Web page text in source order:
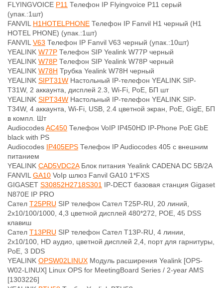
FLYINGVOICE P11 Телефон IP Flyingvoice P11 серый
(упак.:1шт)
FANVIL H1HOTELPHONE Телефон IP Fanvil H1 черный (H1
HOTEL PHONE) (упак.:1шт)
FANVILV63 Телефон IP Fanvil V63 черный (упак.:10шт)
YEALINK W77P Телефон SIP Yealink W77P черный
YEALINK W78P Телефон SIP Yealink W78P черный
YEALINK W78H Трубка Yealink W78H черный
YEALINK SIPT31W Настольный IP-телефон YEALINK SIP-
T31W, 2 аккаунта, дисплей 2.3, Wi-Fi, PoE, БП шт
YEALINK SIPT34W Настольный IP-телефон YEALINK SIP-
T34W, 4 аккаунта, Wi-Fi, USB, 2.4 цветной экран, PoE, GigE, БП
в компл. Шт
AudiocodesAC450 Телефон VoIP IP450HD IP-Phone PoE GbE
black with PS
Audiocodes IP405EPS Телефон IP Audiocodes 405 с внешним
питанием
YEALINK CAD5VDC2AБлок питания Yealink CADENA DC 5В/2А
FANVILGA10 VoIp шлюз Fanvil GA10 1*FXS
GIGASET S30852H2718S301 IP-DECT базовая станция Gigaset
N870E IP PRO
Сател T25PRU SIP телефон Сател T25P-RU, 20 линий,
2х10/100/1000, 4,3 цветной дисплей 480*272, POE, 45 DSS
клавиш
Сател T13PRU SIP телефон Сател T13P-RU, 4 линии,
2x10/100, HD аудио, цветной дисплей 2,4, порт для гарнитуры,
PoE, 3 DDS
YEALINK OPSW02LINUX Модуль расширения Yealink [OPS-
W02-LINUX] Linux OPS for MeetingBoard Series / 2-year AMS
[1303226]